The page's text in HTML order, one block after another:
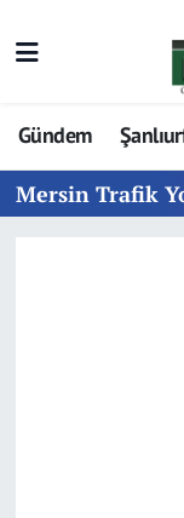
Gündem
Mersin Trafik